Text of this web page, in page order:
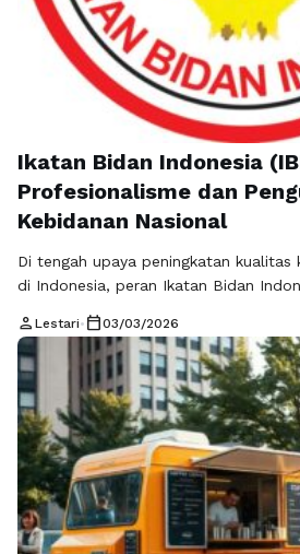
Ikatan Bidan Indonesia
Profesionalisme dan
Kebidanan Nasional
Di tengah upaya peningkatan kualitas
di Indonesia, peran Ikatan Bidan
para bidan di seluruh Indonesia, IBI
administratif, melainkan garda
memperjuangkan standar
perlindungan hukum bagi tenaga
turut memperkuat sistem kesehatan
person Lestari• calendar_today03/03/2026